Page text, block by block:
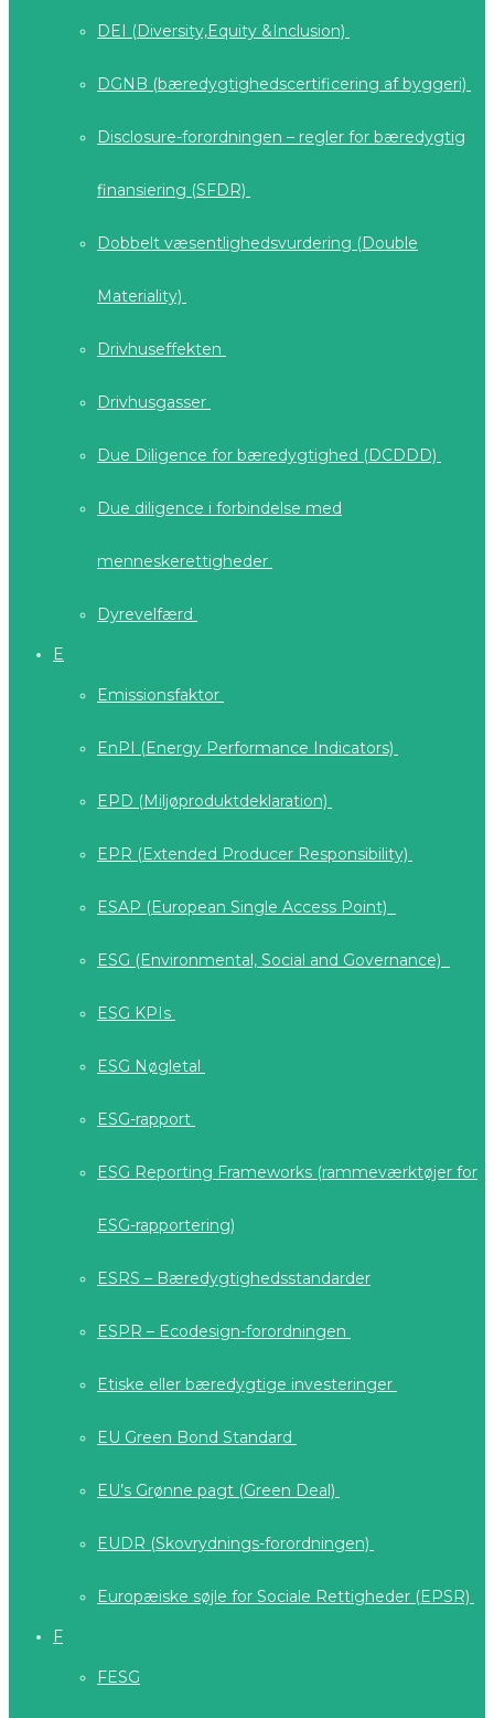
DEI (Diversity,Equity &Inclusion)
DGNB (bæredygtighedscertificering af byggeri)
Disclosure-forordningen – regler for bæredygtig
finansiering (SFDR)
Dobbelt væsentlighedsvurdering (Double
Materiality)
Drivhuseffekten
Drivhusgasser
Due Diligence for bæredygtighed (DCDDD)
Due diligence i forbindelse med
menneskerettigheder
Dyrevelfærd
E
Emissionsfaktor
EnPI (Energy Performance Indicators)
EPD (Miljøproduktdeklaration)
EPR (Extended Producer Responsibility)
ESAP (European Single Access Point)
ESG (Environmental, Social and Governance)
ESG KPIs
ESG Nøgletal
ESG-rapport
ESG Reporting Frameworks (rammeværktøjer for
ESG-rapportering)
ESRS – Bæredygtighedsstandarder
ESPR – Ecodesign-forordningen
Etiske eller bæredygtige investeringer
EU Green Bond Standard
EU’s Grønne pagt (Green Deal)
EUDR (Skovrydnings-forordningen)
Europæiske søjle for Sociale Rettigheder (EPSR)
F
FESG